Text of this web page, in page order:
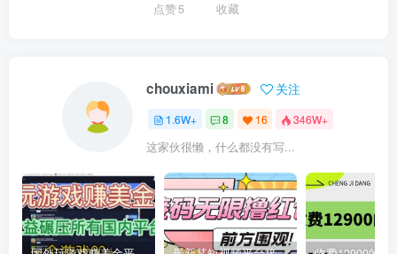
点赞5 收藏
chouxiami 关注
1.6W+ 8 16 346W+
这家伙很懒，什么都没有写...